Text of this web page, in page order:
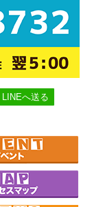
LINEへ送る